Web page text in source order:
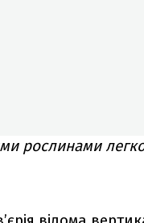
рослинами